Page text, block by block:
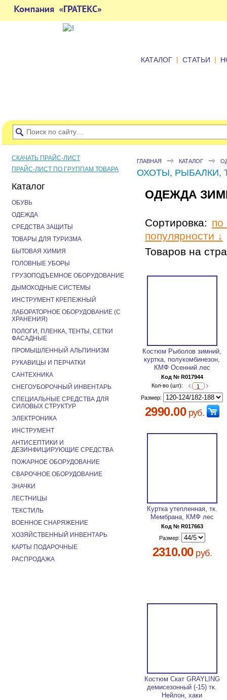
КАТАЛОГ | СТАТЬИ |
ГЛАВНАЯ КАТАЛОГ
ОХОТЫ, РЫБАЛКИ,
ОДЕЖДА
Сортировка: по
популярности ↓
Товаров на
Костюм Рыболов зимний,
куртка, полукомбинезон,
КМФ Осенний лес
Код № R017944
Кол-во (шт):
Размер:
2990.00руб.
Куртка утепленная, тк.
Мембрана, КМФ лес
Код № R017663
Размер:
2310.00руб.
Костюм Скат GRAYLING
демисезонный (-15) тк.
Нейлон, хаки
СКАЧАТЬ ПРАЙС-ЛИСТ
ПРАЙС-ЛИСТ ПО ГРУППАМ ТОВАРА
Каталог
ОБУВЬ
ОДЕЖДА
СРЕДСТВА ЗАЩИТЫ
ТОВАРЫ ДЛЯ ТУРИЗМА
БЫТОВАЯ ХИМИЯ
ГОЛОВНЫЕ УБОРЫ
ГРУЗОПОДЪЕМНОЕ ОБОРУДОВАНИЕ
ДЫМОХОДНЫЕ СИСТЕМЫ
ИНСТРУМЕНТ КРЕПЕЖНЫЙ
ЛАБОРАТОРНОЕ ОБОРУДОВАНИЕ (С
ХРАНЕНИЯ)
ПОЛОГИ, ПЛЕНКА, ТЕНТЫ, СЕТКИ
ФАСАДНЫЕ
ПРОМЫШЛЕННЫЙ АЛЬПИНИЗМ
РУКАВИЦЫ И ПЕРЧАТКИ
САНТЕХНИКА
СНЕГОУБОРОЧНЫЙ ИНВЕНТАРЬ
СПЕЦИАЛЬНЫЕ СРЕДСТВА ДЛЯ
СИЛОВЫХ СТРУКТУР
ЭЛЕКТРОНИКА
ИНСТРУМЕНТ
АНТИСЕПТИКИ И
ДЕЗИНФИЦИРУЮЩИЕ СРЕДСТВА
ПОЖАРНОЕ ОБОРУДОВАНИЕ
СВАРОЧНОЕ ОБОРУДОВАНИЕ
ЗНАЧКИ
ЛЕСТНИЦЫ
ТЕКСТИЛЬ
ВОЕННОЕ СНАРЯЖЕНИЕ
ХОЗЯЙСТВЕННЫЙ ИНВЕНТАРЬ
КАРТЫ ПОДАРОЧНЫЕ
РАСПРОДАЖА